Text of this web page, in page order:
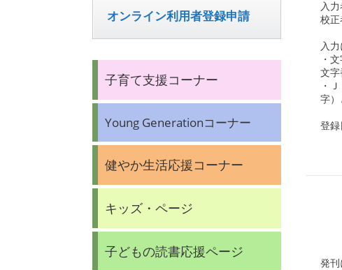
入
校正
入
・
文字
・
字）
登
発刊
オンライン利用者登録申請
子育て支援コーナー
Young Generationコーナー
健やか生活応援コーナー
キッズ・ページ
子どもの読書応援ページ